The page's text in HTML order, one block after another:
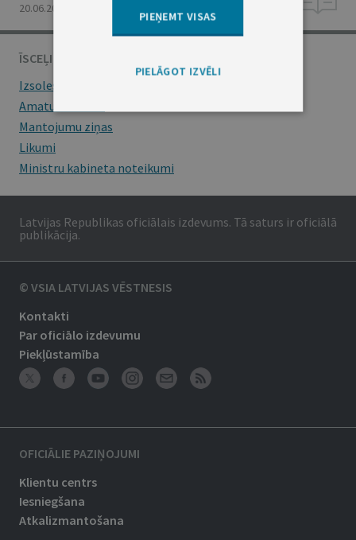
20.06.2014., Nr. 120
ĪSCEĻI
Izsoles
Amatu konkursi
Mantojumu ziņas
Likumi
Ministru kabineta noteikumi
Latvijas Republikas oficiālais izdevums. Tā saturs ir oficiālā
publikācija.
© VSIA LATVIJAS VĒSTNESIS
Kontakti
Par oficiālo izdevumu
Piekļūstamība
OFICIĀLIE PAZIŅOJUMI
Klientu centrs
Iesniegšana
Atkalizmantošana
PIEŅEMT VISAS
PIELĀGOT IZVĒLI